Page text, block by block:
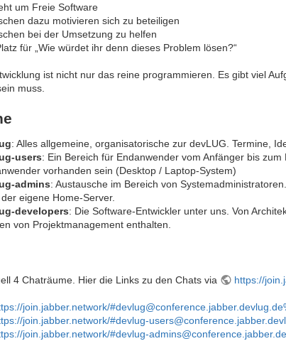
um Freie Software
dazu motivieren sich zu beteiligen
bei der Umsetzung zu helfen
für „Wie würdet ihr denn dieses Problem lösen?“
ist nicht nur das reine programmieren. Es gibt viel
muss.
: Alles allgemeine, organisatorische zur devLUG. Termine,
users: Ein Bereich für Endanwender vom Anfänger bis
vorhanden sein (Desktop / Laptop-System)
admins: Austausche im Bereich von
eigene Home-Server.
developers: Die Software-Entwickler unter uns. Von
von Projektmanagement enthalten.
4 Chaträume. Hier die Links zu den Chats via https://
join.jabber.network/
join.jabber.network/#devlug-
join.jabber.network/#devlug-